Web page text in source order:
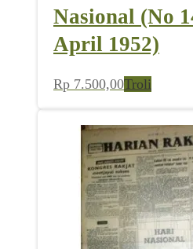
Nasional (No
April 1952)
Rp 7.500,00Troli